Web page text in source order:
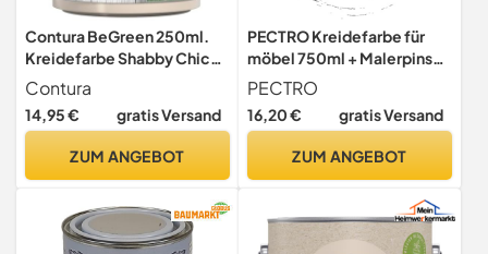
Contura BeGreen 250ml.
Kreidefarbe Shabby Chic
Möbellack Lack Möbel
Farbe Holzlack Natur (04
Almond)
Contura
14,95 € gratis Versand
ZUM ANGEBOT
PECTRO Kreidefarbe für
möbel 750ml + Malerpinsel
Chalk Paint
DUNKELSCHWARZ
PECTRO
16,20 € gratis Versand
ZUM ANGEBOT